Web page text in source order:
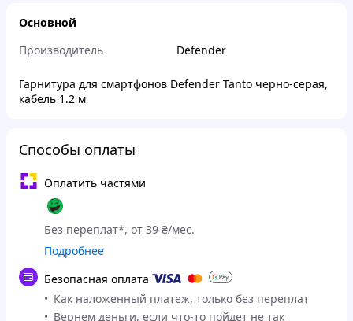
Основной
Производитель
Defender
Гарнитура для смартфонов Defender Tanto черно-серая,
кабель 1.2 м
Способы оплаты
Оплатить частями
Без переплат*, от 39 ₴/мес.
Подробнее
Безопасная оплата
Как наложенный платеж, только без переплат
Вернем деньги, если что-то пойдет не так